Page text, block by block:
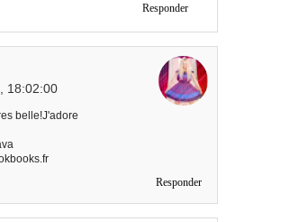
Responder
18:02:00
belle!J'adore
Responder